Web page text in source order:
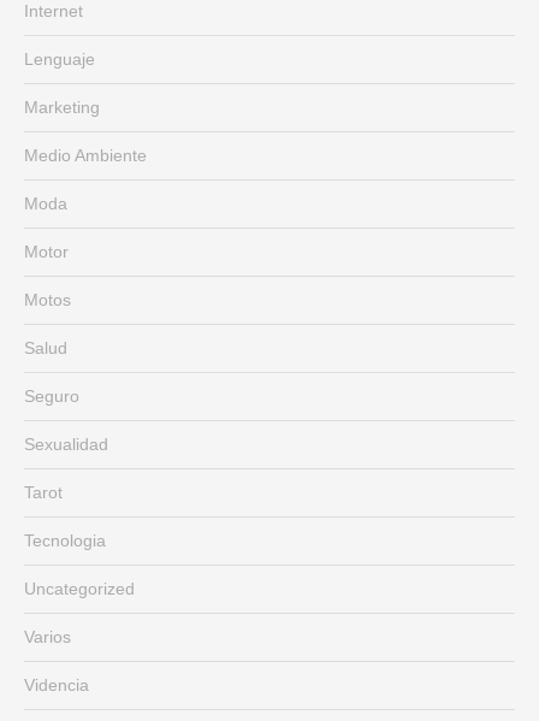
Internet
Lenguaje
Marketing
Medio Ambiente
Moda
Motor
Motos
Salud
Seguro
Sexualidad
Tarot
Tecnologia
Uncategorized
Varios
Videncia